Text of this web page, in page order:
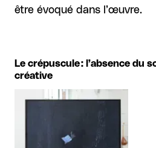
être évoqué dans l’œuvre.
Le crépuscule : l’absence du
créative
Agrandir